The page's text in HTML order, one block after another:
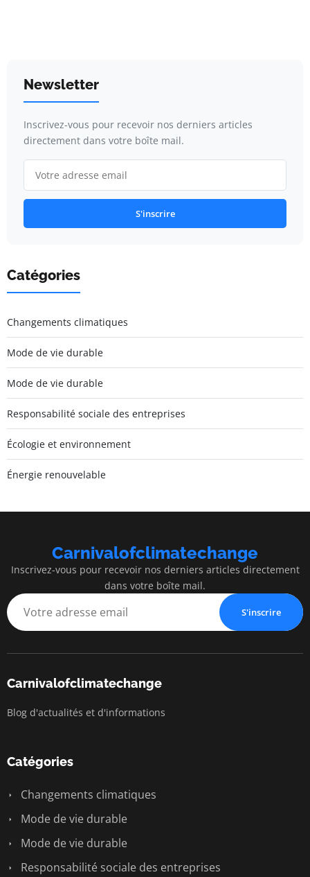
Newsletter
Inscrivez-vous pour recevoir nos derniers articles
directement dans votre boîte mail.
S'inscrire
Catégories
Changements climatiques
Mode de vie durable
Mode de vie durable
Responsabilité sociale des entreprises
Écologie et environnement
Énergie renouvelable
Carnivalofclimatechange
Inscrivez-vous pour recevoir nos derniers articles directement
dans votre boîte mail.
S'inscrire
Carnivalofclimatechange
Blog d'actualités et d'informations
Catégories
Changements climatiques
Mode de vie durable
Mode de vie durable
Responsabilité sociale des entreprises